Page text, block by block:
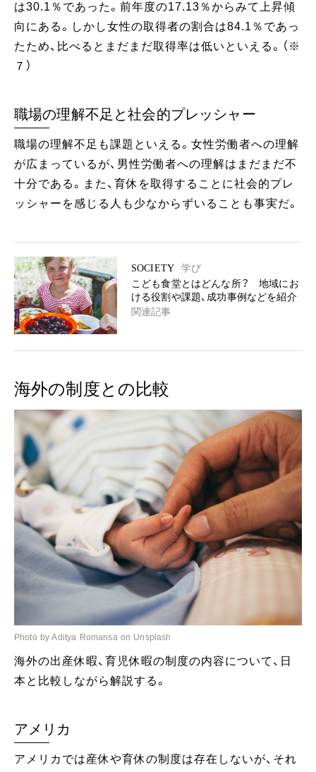
は30.1％であった。前年度の17.13％からみて上昇傾
向にある。しかし女性の取得者の割合は84.1％であっ
たため、比べるとまだまだ取得率は低いといえる。（※
７）
職場の理解不足と社会的プレッシャー
職場の理解不足も課題といえる。女性労働者への理解
が広まっているが、男性労働者への理解はまだまだ不
十分である。また、育休を取得することに社会的プレ
ッシャーを感じる人も少なからずいることも事実だ。
SOCIETY
学び
こども食堂とはどんな所？ 地域にお
ける役割や課題、成功事例などを紹介
関連記事
海外の制度との比較
Photo by Aditya Romansa on Unsplash
海外の出産休暇、育児休暇の制度の内容について、日
本と比較しながら解説する。
アメリカ
アメリカでは産休や育休の制度は存在しないが、それ